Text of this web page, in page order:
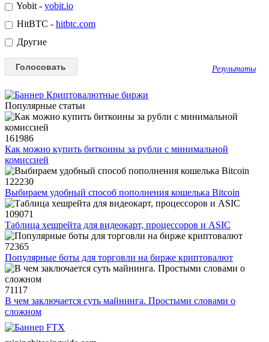
Yobit - yobit.io
HitBTC - hitbtc.com
Другие
Результаты
Популярные статьи
161986
Как можно купить биткоины за рубли с минимальной
комиссией
122230
Выбираем удобный способ пополнения кошелька Bitcoin
109071
Таблица хешрейта для видеокарт, процессоров и ASIC
72365
Популярные боты для торговли на бирже криптовалют
71117
В чем заключается суть майнинга. Простыми словами о
сложном